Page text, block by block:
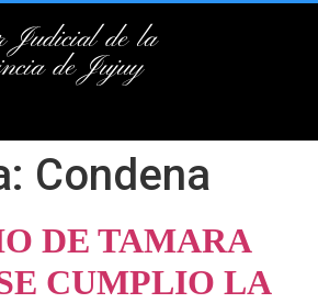
Judicial de la
de Jujuy
Condena
DE TAMARA
CUMPLIO LA